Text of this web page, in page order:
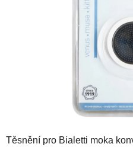
Těsnění pro Bialetti moka